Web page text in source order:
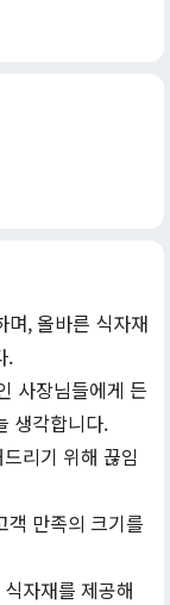
며, 올바른 식자재
.
사장님들에게 든
생각합니다.
리기 위해 끊임
객 만족의 크기를
자재를 제공해